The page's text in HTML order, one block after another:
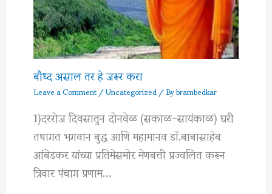
बौध्द असाल तर हे जरूर करा
Leave a Comment/Uncategorized/ Bybrambedkar
1)दररोज दिवसातुन दोनवेळ (सकाळ-सायंकाळ) घरी
तथागत भगवान बुद्ध आणि महामानव डॉ.बाबासाहेब
आंबेडकर यांच्या प्रतिमेसमोर मेणबत्ती प्रज्वलित करून
त्रिवार पंचाग प्रणाम…